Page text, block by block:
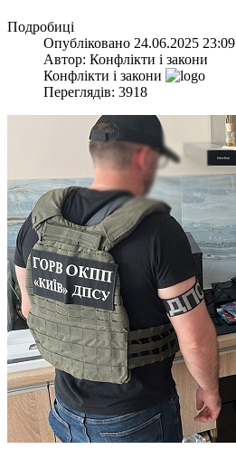
Подробиці
Опубліковано 24.06.2025 23:09
Автор: Конфлікти і закони
Конфлікти і закони
Переглядів: 3918